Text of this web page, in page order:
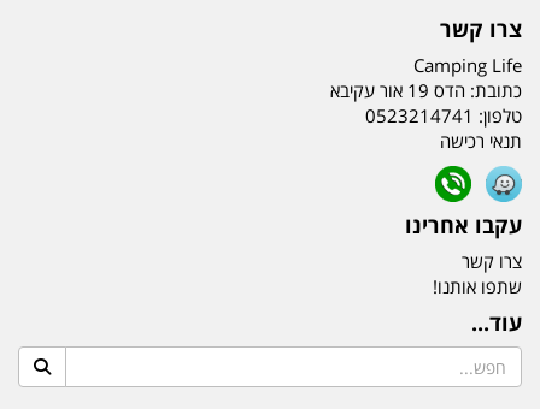
צרו קשר
Camping Life
כתובת: הדס 19 אור עקיבא
טלפון: 0523214741
תנאי רכישה
עקבו אחרינו
צרו קשר
שתפו אותנו!
עוד...